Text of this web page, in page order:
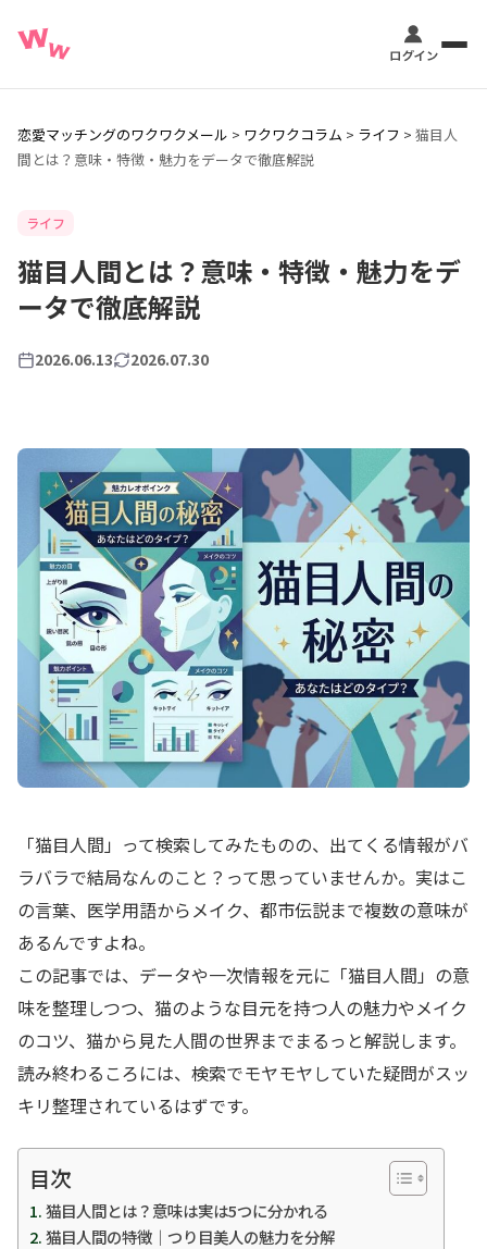
恋愛マッチングのワクワクメール > ワクワクコラム > ライフ > 猫目人
間とは？意味・特徴・魅力をデータで徹底解説
ライフ
猫目人間とは？意味・特徴・魅力をデ
ータで徹底解説
2026.06.13 2026.07.30
「猫目人間」って検索してみたものの、出てくる情報がバ
ラバラで結局なんのこと？って思っていませんか。実はこ
の言葉、医学用語からメイク、都市伝説まで複数の意味が
あるんですよね。
この記事では、データや一次情報を元に「猫目人間」の意
味を整理しつつ、猫のような目元を持つ人の魅力やメイク
のコツ、猫から見た人間の世界までまるっと解説します。
読み終わるころには、検索でモヤモヤしていた疑問がスッ
キリ整理されているはずです。
目次
猫目人間とは？意味は実は5つに分かれる
猫目人間の特徴｜つり目美人の魅力を分解